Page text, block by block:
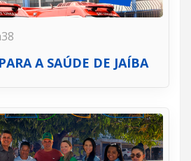
A SAÚDE DE JAÍBA